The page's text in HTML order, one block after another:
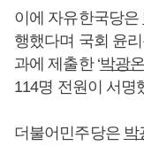
이에 자유한국당은
행했다며 국회 윤
과에 제출한 ‘박광온
114명 전원이 서명
더불어민주당은 박